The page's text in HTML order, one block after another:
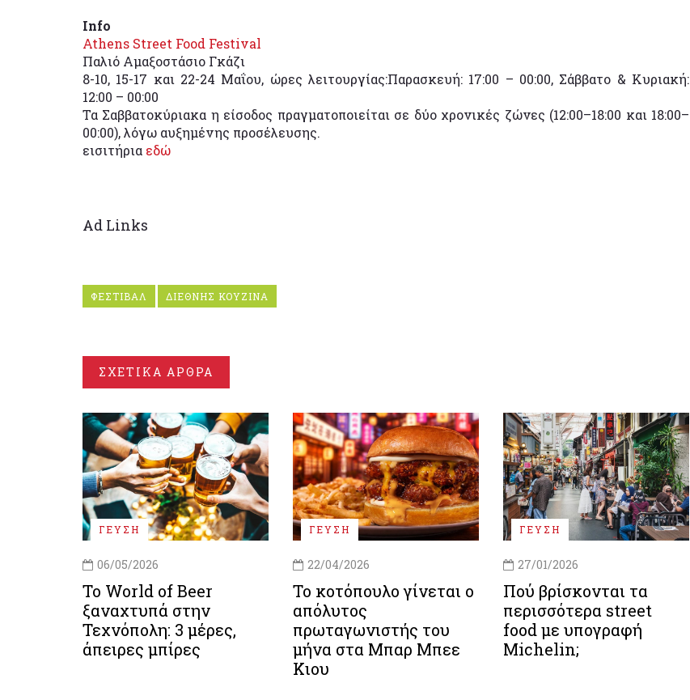
Info
Athens Street Food Festival
Παλιό Αμαξοστάσιο Γκάζι
8-10, 15-17 και 22-24 Μαΐου, ώρες λειτουργίας:Παρασκευή: 17:00 – 00:00, Σάββατο & Κυριακή:
12:00 – 00:00
Τα Σαββατοκύριακα η είσοδος πραγματοποιείται σε δύο χρονικές ζώνες (12:00–18:00 και 18:00–
00:00), λόγω αυξημένης προσέλευσης.
εισιτήρια εδώ
Ad Links
ΦΕΣΤΙΒΑΛ ΔΙΕΘΝΗΣ ΚΟΥΖΙΝΑ
ΣΧΕΤΙΚΑ ΑΡΘΡΑ
ΓΕΥΣΗ
06/05/2026
Το World of Beer
ξαναχτυπά στην
Τεχνόπολη: 3 μέρες,
άπειρες μπίρες
ΓΕΥΣΗ
22/04/2026
Το κοτόπουλο γίνεται ο
απόλυτος
πρωταγωνιστής του
μήνα στα Μπαρ Μπεε
Κιου
ΓΕΥΣΗ
27/01/2026
Πού βρίσκονται τα
περισσότερα street
food με υπογραφή
Michelin;